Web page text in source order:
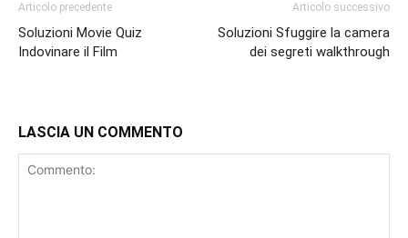
Articolo precedente
Soluzioni Movie Quiz
Indovinare il Film
Articolo successivo
Soluzioni Sfuggire la camera
dei segreti walkthrough
LASCIA UN COMMENTO